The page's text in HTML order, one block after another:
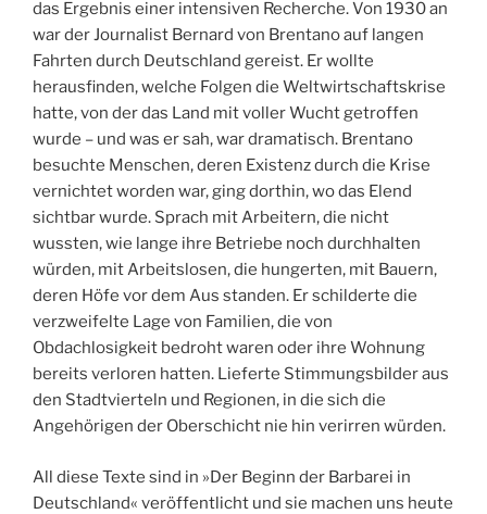
das Ergebnis einer intensiven Recherche. Von 1930 an
war der Journalist Bernard von Brentano auf langen
Fahrten durch Deutschland gereist. Er wollte
herausfinden, welche Folgen die Weltwirtschaftskrise
hatte, von der das Land mit voller Wucht getroffen
wurde – und was er sah, war dramatisch. Brentano
besuchte Menschen, deren Existenz durch die Krise
vernichtet worden war, ging dorthin, wo das Elend
sichtbar wurde. Sprach mit Arbeitern, die nicht
wussten, wie lange ihre Betriebe noch durchhalten
würden, mit Arbeitslosen, die hungerten, mit Bauern,
deren Höfe vor dem Aus standen. Er schilderte die
verzweifelte Lage von Familien, die von
Obdachlosigkeit bedroht waren oder ihre Wohnung
bereits verloren hatten. Lieferte Stimmungsbilder aus
den Stadtvierteln und Regionen, in die sich die
Angehörigen der Oberschicht nie hin verirren würden.
All diese Texte sind in »Der Beginn der Barbarei in
Deutschland« veröffentlicht und sie machen uns heute